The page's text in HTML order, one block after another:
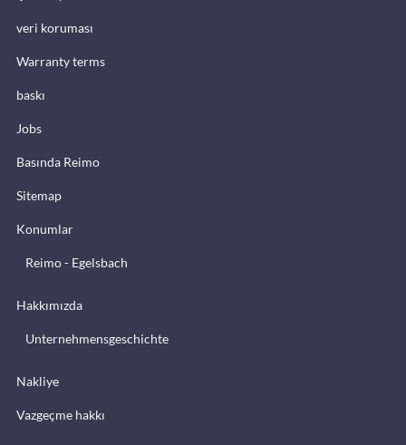
veri koruması
Warranty terms
baskı
Jobs
Basında Reimo
Sitemap
Konumlar
Reimo - Egelsbach
Hakkımızda
Unternehmensgeschichte
Nakliye
Vazgeçme hakkı